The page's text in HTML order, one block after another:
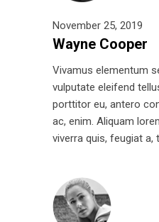
November 25, 2019
Wayne Cooper
Vivamus elementum
vulputate eleifend
porttitor eu, antero
ac, enim. Aliquam
viverra quis, feugiat a,